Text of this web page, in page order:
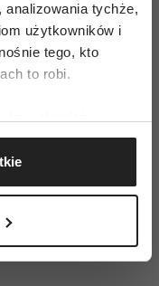
tychże,
użytkowników i
tego, kto
to robi.
lokalizacji
do kilku metrów
aktywnie
palca)